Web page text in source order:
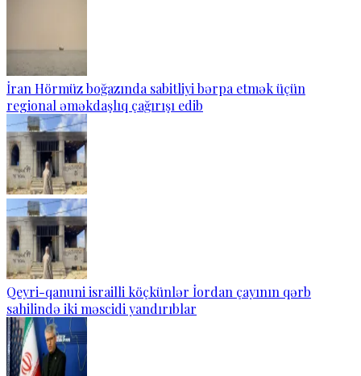
İran Hörmüz boğazında sabitliyi bərpa etmək üçün
regional əməkdaşlıq çağırışı edib
Qeyri-qanuni israilli köçkünlər İordan çayının qərb
sahilində iki məscidi yandırıblar